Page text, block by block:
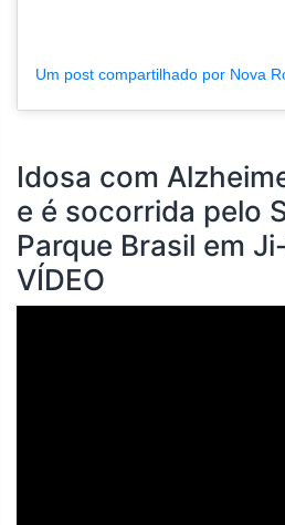
Idosa com
e é socorrida pelo
Parque Brasil em
VÍDEO